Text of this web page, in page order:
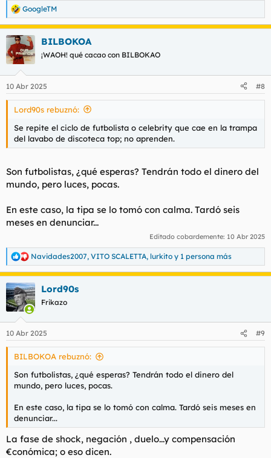
R
e
c
c
i
e
s
GoogleTM
BILBOKOA
¡WAOH! qué cacao con BILBOKAO
10 Abr 2025 #8
Lord90s rebuznó:
Se repite el ciclo de futbolista o celebrity que cae en la trampa
del lavabo de discoteca top; no aprenden.
Son futbolistas, ¿qué esperas? Tendrán todo el dinero del
mundo, pero luces, pocas.
En este caso, la tipa se lo tomó con calma. Tardó seis
meses en denunciar...
Editado cobardemente: 10 Abr 2025
R
e
a
c
c
i
e
s
Navidades2007, VITO SCALETTA, lurkito y 1 persona más
Lord90s
Frikazo
10 Abr 2025 #9
BILBOKOA rebuznó:
Son futbolistas, ¿qué esperas? Tendrán todo el dinero del
mundo, pero luces, pocas.
En este caso, la tipa se lo tomó con calma. Tardó seis meses en
denunciar...
La fase de shock, negación , duelo...y compensación
€conómica; o eso dicen.